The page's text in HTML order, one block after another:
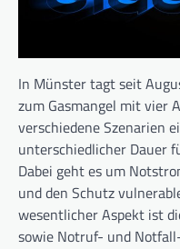
In Münster tagt seit
zum Gasmangel mit vier
verschiedene Szenarien
unterschiedlicher Dauer
Dabei geht es um
und den Schutz
wesentlicher Aspekt ist
sowie Notruf- und